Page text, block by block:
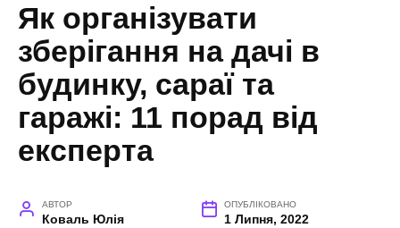
Як організувати
зберігання на дачі в
будинку, сараї та
гаражі: 11 порад від
експерта
АВТОР
Коваль Юлія
ОПУБЛІКОВАНО
1 Липня, 2022